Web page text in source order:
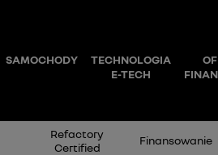
Refactory
Certified
Finansowanie